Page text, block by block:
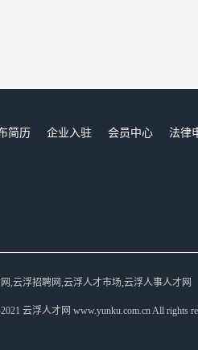
简历 企业入驻 会员中心
法律
,云浮招聘网,云浮人才市场,云浮人事人才网
云浮人才网 www.yunku.com.cn All rights